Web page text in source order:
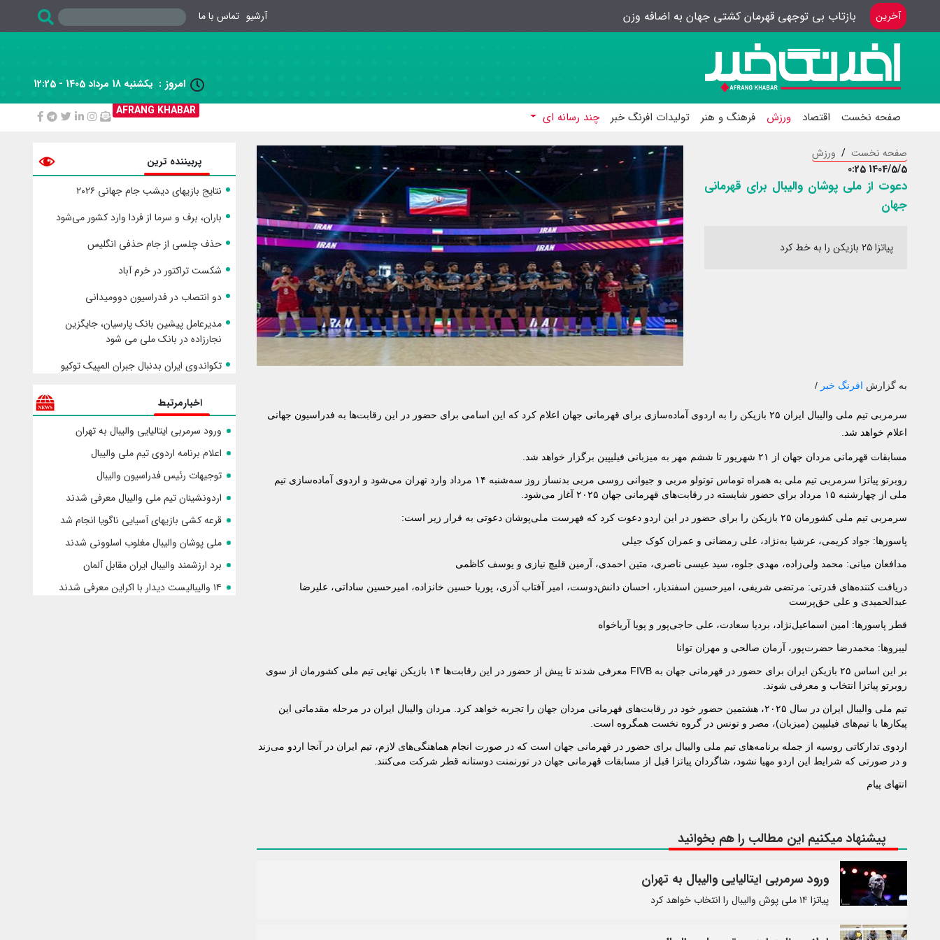
آخرین بازتاب بی توجهی قهرمان کشتی جهان به اضافه وزن آرشیو تماس با ما
 امروز : یکشنبه 18 مرداد 1405 - 12:25
AFRANG KHABAR
صفحه نخست اقتصاد ورزش فرهنگ و هنر تولیدات افرنگ خبر چند رسانه ای
صفحه نخست
ورزش
1404/5/5 0:25
دعوت از ملی پوشان والیبال برای قهرمانی
جهان
پیاتزا ۲۵ بازیکن را به خط کرد
به گزارش افرنگ خبر /
سرمربی تیم ملی والیبال ایران ۲۵ بازیکن را به اردوی آماده‌سازی برای قهرمانی جهان اعلام کرد که این اسامی برای حضور در این رقابت‌ها به فدراسیون جهانی
اعلام خواهد شد.
مسابقات قهرمانی مردان جهان از ۲۱ شهریور تا ششم مهر به میزبانی فیلیپین برگزار خواهد شد.
روبرتو پیاتزا سرمربی تیم ملی به همراه توماس توتولو مربی و جیوانی روسی مربی بدنساز روز سه‌شنبه ۱۴ مرداد وارد تهران می‌شود و اردوی آماده‌سازی تیم
ملی از چهارشنبه ۱۵ مرداد برای حضور شایسته در رقابت‌های قهرمانی جهان ۲۰۲۵ آغاز می‌شود.
سرمربی تیم ملی کشورمان ۲۵ بازیکن را برای حضور در این اردو دعوت کرد که فهرست ملی‌پوشان دعوتی به قرار زیر است:
پاسورها: جواد کریمی، عرشیا به‌نژاد، علی رمضانی و عمران کوک جیلی
مدافعان میانی: محمد ولی‌زاده‌، مهدی جلوه، سید عیسی ناصری، متین احمدی، آرمین قلیچ نیازی و یوسف کاظمی
دریافت کننده‌های قدرتی: مرتضی شریفی، امیرحسین اسفندیار، احسان دانش‌دوست، امیر آفتاب آذری، پوریا حسین خانزاده، امیرحسین ساداتی، علیرضا
عبدالحمیدی و علی حق‌پرست
قطر پاسورها: امین اسماعیل‌نژاد، بردیا سعادت، علی حاجی‌پور و پویا آریاخواه
لیبروها: محمدرضا حضرت‌پور، آرمان صالحی و مهران توانا
بر این اساس ۲۵ بازیکن ایران برای حضور در قهرمانی جهان به FIVB معرفی شدند تا پیش از حضور در این رقابت‌ها ۱۴ بازیکن نهایی تیم ملی کشورمان از سوی
روبرتو پیاتزا انتخاب و معرفی شوند.
تیم ملی والیبال ایران در سال ۲۰۲۵، هشتمین حضور خود در رقابت‌های قهرمانی مردان جهان را تجربه خواهد کرد. مردان والیبال ایران در مرحله مقدماتی این
پیکارها با تیم‌های فیلیپین (میزبان)، مصر و تونس در گروه نخست همگروه است.
اردوی تدارکاتی روسیه از جمله برنامه‌های تیم ملی والیبال برای حضور در قهرمانی جهان است که در صورت انجام هماهنگی‌های لازم‌، تیم ایران در آنجا اردو می‌زند
و در صورتی که شرایط این اردو مهیا نشود، شاگردان پیاتزا قبل از مسابقات قهرمانی جهان در تورنمنت دوستانه قطر شرکت می‌کنند.
انتهای پیام
پیشنهاد میکنیم این مطالب را هم بخوانید
ورود سرمربی ایتالیایی والیبال به تهران
پیاتزا ۱۴ ملی پوش والیبال را انتخاب خواهد کرد
پربیننده ترین
نتایج بازیهای دیشب جام جهانی ۲۰۲۶
باران، برف و سرما از فردا وارد کشور می‌شود
حذف چلسی از جام حذفی انگلیس
شکست تراکتور در خرم آباد
دو انتصاب در فدراسیون دوومیدانی
مدیرعامل پیشین بانک پارسیان، جایگزین
نجارزاده در بانک ملی می شود
تکواندوی ایران بدنبال جبران المپیک توکیو
اخبارمرتبط
ورود سرمربی ایتالیایی والیبال به تهران
اعلام برنامه اردوی تیم ملی والیبال
توجیهات رئیس فدراسیون والیبال
اردونشینان تیم ملی والیبال معرفی شدند
قرعه کشی بازیهای آسیایی ناگویا انجام شد
ملی پوشان والیبال مغلوب اسلوونی شدند
برد ارزشمند والیبال ایران مقابل آلمان
۱۴ والیبالیست دیدار با اکراین معرفی شدند